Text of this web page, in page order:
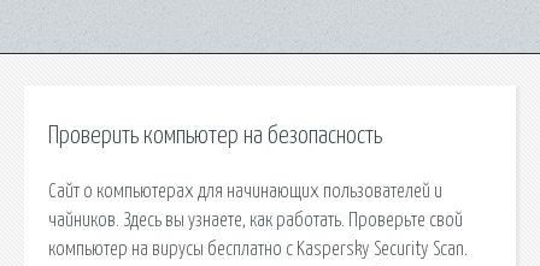
Проверить компьютер на безопасность
Сайт о компьютерах для начинающих пользователей и
чайников. Здесь вы узнаете, как работать. Проверьте свой
компьютер на вирусы бесплатно с Kaspersky Security Scan.